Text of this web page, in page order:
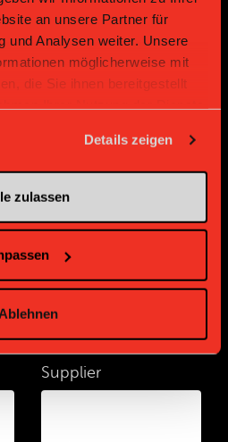
an unsere Partner für
und Analysen weiter. Unsere
möglicherweise mit
die Sie ihnen bereitgestellt
Details zeigen
zulassen
Ablehnen
Supplier